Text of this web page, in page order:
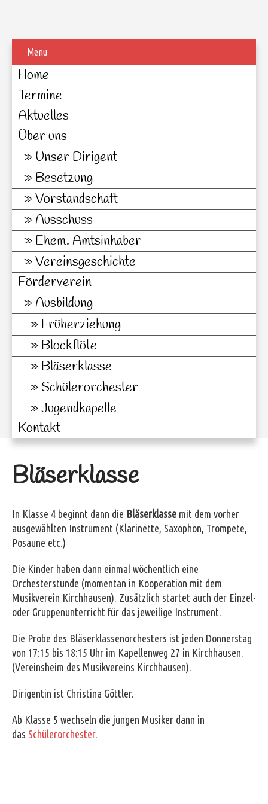
Menu
Home
Termine
Aktuelles
Über uns
Unser Dirigent
Besetzung
Vorstandschaft
Ausschuss
Ehem. Amtsinhaber
Vereinsgeschichte
Förderverein
Ausbildung
Früherziehung
Blockflöte
Bläserklasse
Schülerorchester
Jugendkapelle
Kontakt
Bläserklasse
In Klasse 4 beginnt dann die Bläserklasse mit dem vorher
ausgewählten Instrument (Klarinette, Saxophon, Trompete,
Posaune etc.)
Die Kinder haben dann einmal wöchentlich eine
Orchesterstunde (momentan in Kooperation mit dem
Musikverein Kirchhausen). Zusätzlich startet auch der Einzel-
oder Gruppenunterricht für das jeweilige Instrument.
Die Probe des Bläserklassenorchesters ist jeden Donnerstag
von 17:15 bis 18:15 Uhr im Kapellenweg 27 in Kirchhausen.
(Vereinsheim des Musikvereins Kirchhausen).
Dirigentin ist Christina Göttler.
Ab Klasse 5 wechseln die jungen Musiker dann in
das Schülerorchester.